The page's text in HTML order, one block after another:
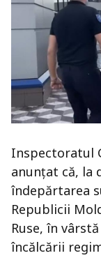
Inspectoratul
anunțat că, la
îndepărtarea
Republicii
Ruse, în
încălcării